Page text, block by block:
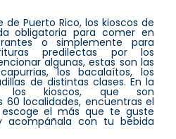
Puerto Rico, los kioscos de
obligatoria para comer en
o simplemente para
predilectas por los
algunas, estas son las
los bacalaítos, los
de distintas clases. En la
los kioscos, que son
60 localidades, encuentras el
el más que te guste
con tu bebida